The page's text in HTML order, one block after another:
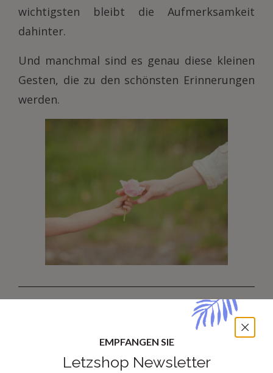
wichtigsten bleibt die Aufmerksamkeit
dahinter.
Und manchmal sind es genau diese kleinen
Gesten, die zu den schönsten Erinnerungen
werden.
Entdecken Sie unsere
Inspirationen auf Social
Media
EMPFANGEN SIE
Letzshop Newsletter